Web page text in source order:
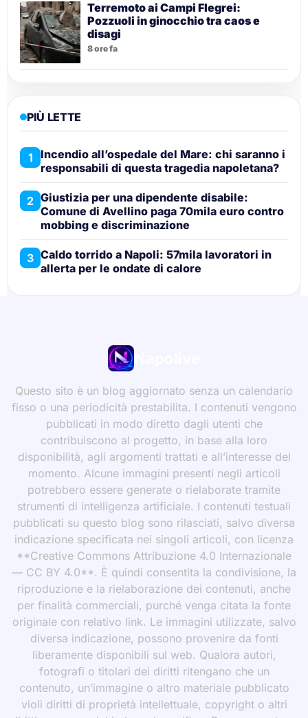
Terremoto ai Campi Flegrei:
Pozzuoli in ginocchio tra caos e
disagi
8 ore fa
PIÙ LETTE
1
Incendio all’ospedale del Mare: chi saranno i
responsabili di questa tragedia napoletana?
2 Giustizia per una dipendente disabile:
Comune di Avellino paga 70mila euro contro
mobbing e discriminazione
3 Caldo torrido a Napoli: 57mila lavoratori in
allerta per le ondate di calore
Questo sito è un blog aggiornato senza un calendario
fisso o una periodicità prestabilita. I contenuti vengono
pubblicati in modo diretto dagli utenti che
contribuiscono al progetto, in base alla loro
disponibilità, agli argomenti trattati e all’interesse del
momento. Alcune immagini presenti negli articoli
potrebbero essere generate o rielaborate tramite
strumenti di intelligenza artificiale. I contenuti testuali
pubblicati su questo blog sono rilasciati, salvo diversa
indicazione specificata nei singoli articoli, con licenza
**Creative Commons Attribuzione 4.0 Internazionale
— CC BY 4.0**. È quindi consentita la condivisione, la
riproduzione e la rielaborazione dei contenuti, anche
per finalità commerciali, purché venga citata la fonte
originale con relativo link. Le immagini utilizzate, salvo
diversa indicazione, possono provenire da fonti
liberamente disponibili sul web. Qualora autori,
fotografi o titolari dei diritti ritengano che un
contenuto, un’immagine o altro materiale pubblicato
violi diritti di proprietà intellettuale, copyright o altri